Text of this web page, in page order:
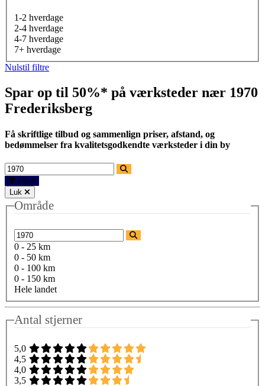
1-2 hverdage
2-4 hverdage
4-7 hverdage
7+ hverdage
Nulstil filtre
Spar op til 50%* på værksteder nær 1970
Frederiksberg
Få skriftlige tilbud og sammenlign priser, afstand, og
bedømmelser fra kvalitetsgodkendte værksteder i din by
Filtre
Luk
Område
0 - 25 km
0 - 50 km
0 - 100 km
0 - 150 km
Hele landet
Antal stjerner
5,0
4,5
4,0
3,5